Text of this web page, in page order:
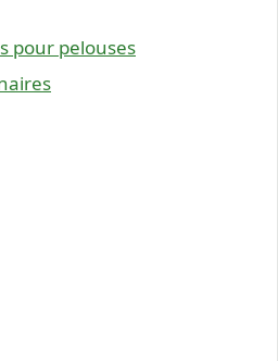
pour pelouses